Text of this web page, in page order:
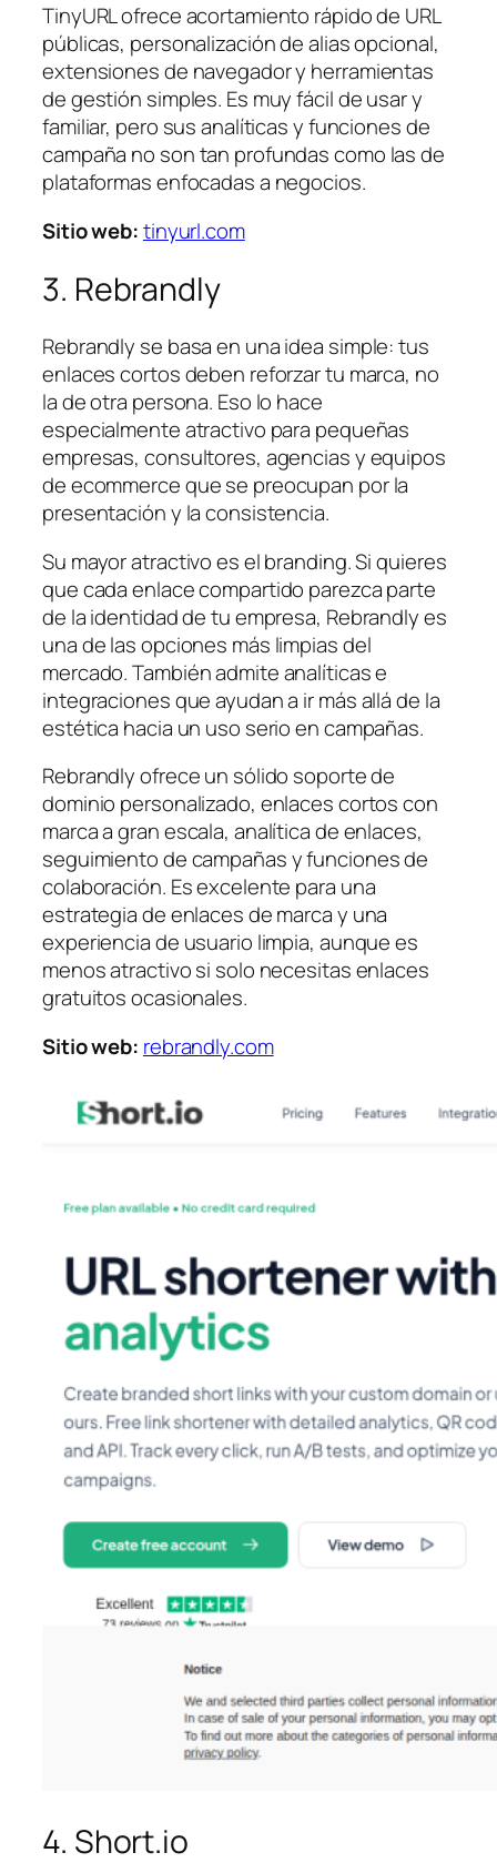
TinyURL ofrece acortamiento rápido de URL
públicas, personalización de alias opcional,
extensiones de navegador y herramientas
de gestión simples. Es muy fácil de usar y
familiar, pero sus analíticas y funciones de
campaña no son tan profundas como las de
plataformas enfocadas a negocios.
Sitio web:tinyurl.com
3. Rebrandly
Rebrandly se basa en una idea simple: tus
enlaces cortos deben reforzar tu marca, no
la de otra persona. Eso lo hace
especialmente atractivo para pequeñas
empresas, consultores, agencias y equipos
de ecommerce que se preocupan por la
presentación y la consistencia.
Su mayor atractivo es el branding. Si quieres
que cada enlace compartido parezca parte
de la identidad de tu empresa, Rebrandly es
una de las opciones más limpias del
mercado. También admite analíticas e
integraciones que ayudan a ir más allá de la
estética hacia un uso serio en campañas.
Rebrandly ofrece un sólido soporte de
dominio personalizado, enlaces cortos con
marca a gran escala, analítica de enlaces,
seguimiento de campañas y funciones de
colaboración. Es excelente para una
estrategia de enlaces de marca y una
experiencia de usuario limpia, aunque es
menos atractivo si solo necesitas enlaces
gratuitos ocasionales.
Sitio web: rebrandly.com
4. Short.io